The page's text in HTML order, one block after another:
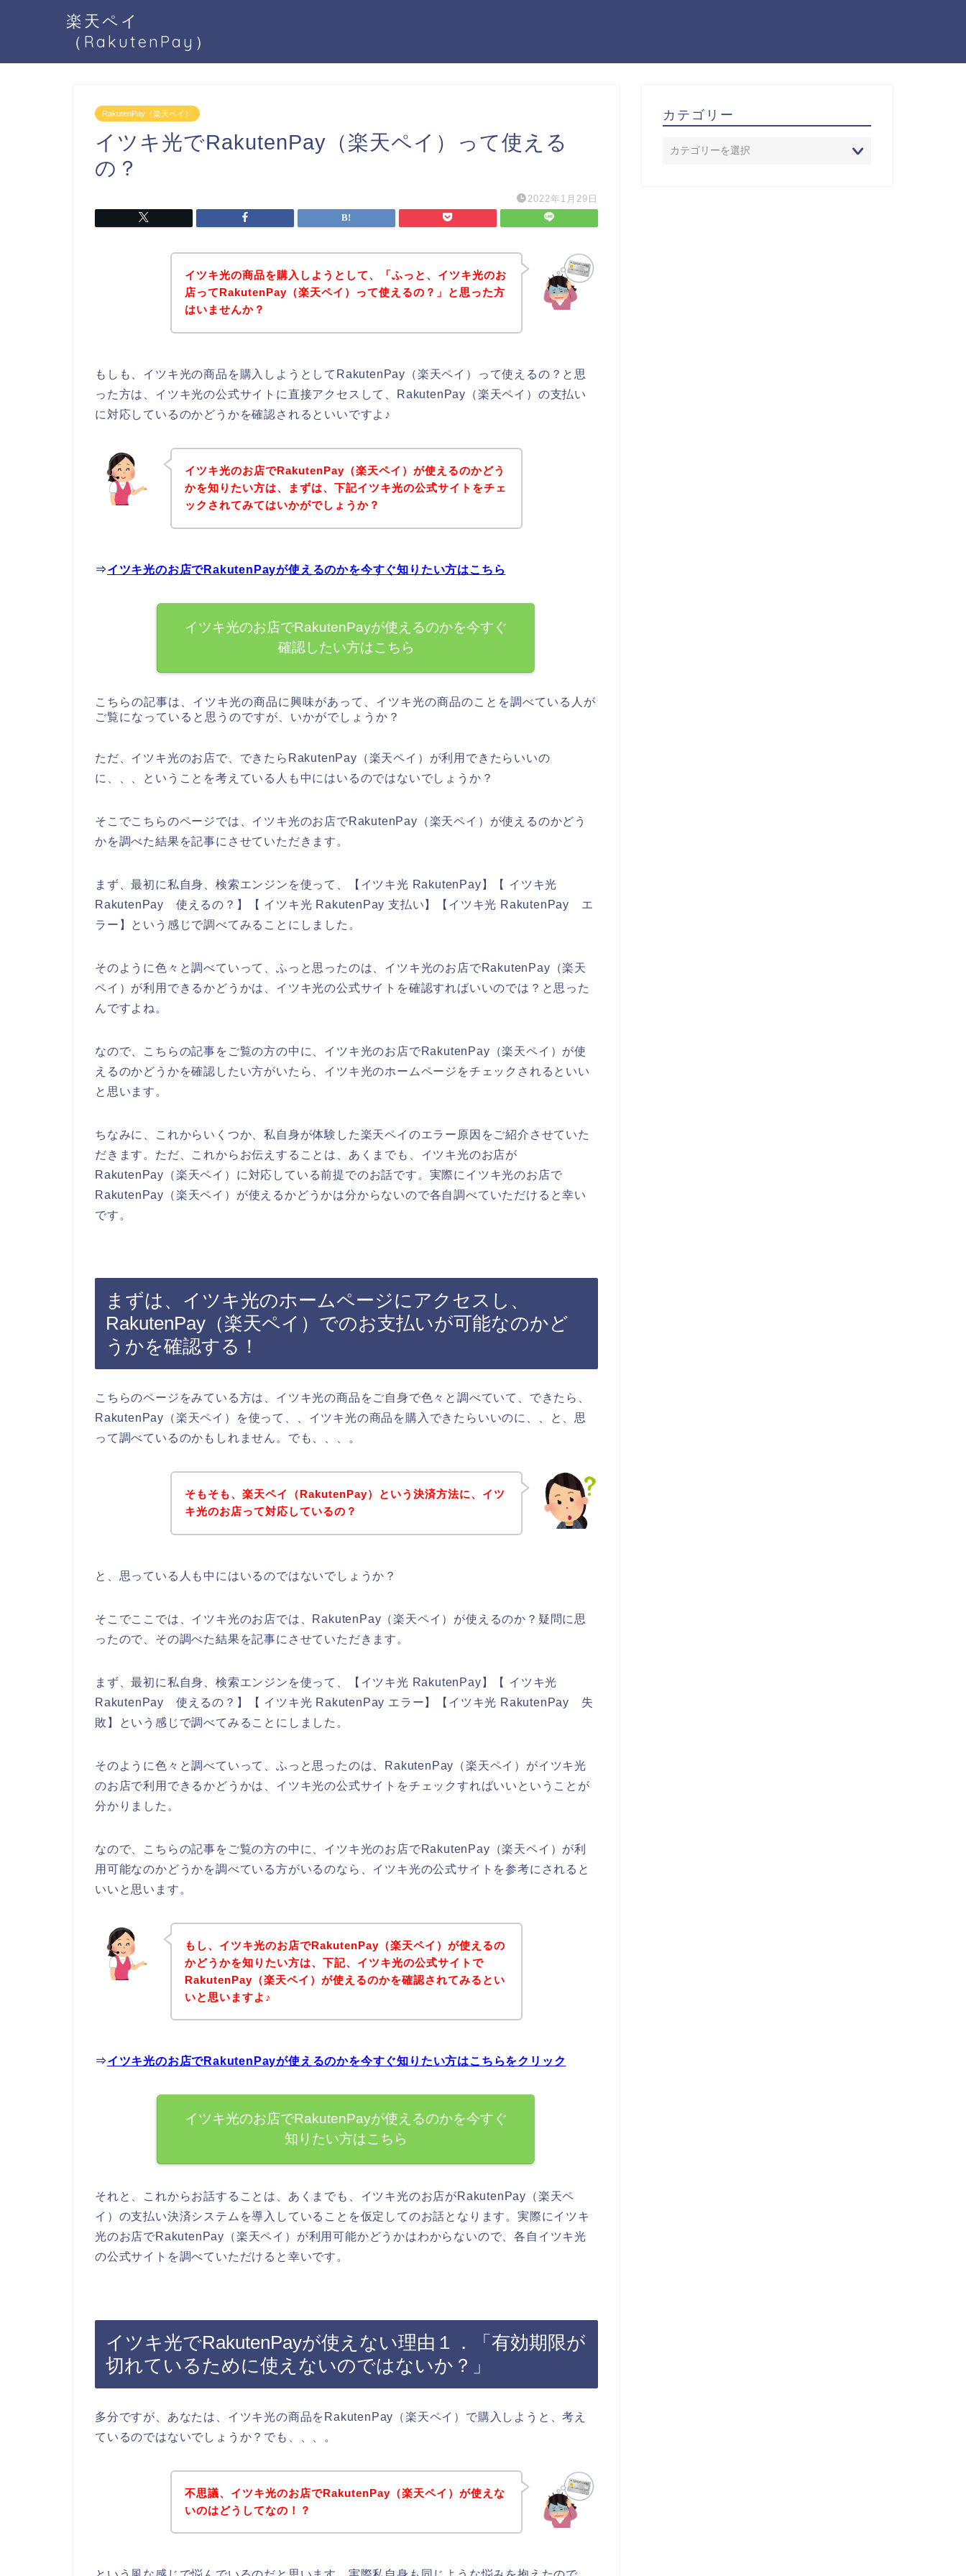
楽天ペイ
（RakutenPay）
RakutenPay（楽天ペイ）
イツキ光でRakutenPay（楽天ペイ）って使える
の？
2022年1月29日
イツキ光の商品を購入しようとして、「ふっと、イツキ光のお
店ってRakutenPay（楽天ペイ）って使えるの？」と思った方
はいませんか？
もしも、イツキ光の商品を購入しようとしてRakutenPay（楽天ペイ）って使えるの？と思
った方は、イツキ光の公式サイトに直接アクセスして、RakutenPay（楽天ペイ）の支払い
に対応しているのかどうかを確認されるといいですよ♪
イツキ光のお店でRakutenPay（楽天ペイ）が使えるのかどう
かを知りたい方は、まずは、下記イツキ光の公式サイトをチェ
ックされてみてはいかがでしょうか？
⇒イツキ光のお店でRakutenPayが使えるのかを今すぐ知りたい方はこちら
イツキ光のお店でRakutenPayが使えるのかを今すぐ
確認したい方はこちら
こちらの記事は、イツキ光の商品に興味があって、イツキ光の商品のことを調べている人が
ご覧になっていると思うのですが、いかがでしょうか？
ただ、イツキ光のお店で、できたらRakutenPay（楽天ペイ）が利用できたらいいの
に、、、ということを考えている人も中にはいるのではないでしょうか？
そこでこちらのページでは、イツキ光のお店でRakutenPay（楽天ペイ）が使えるのかどう
かを調べた結果を記事にさせていただきます。
まず、最初に私自身、検索エンジンを使って、【イツキ光 RakutenPay】【 イツキ光
RakutenPay 使えるの？】【 イツキ光 RakutenPay 支払い】【イツキ光 RakutenPay エ
ラー】という感じで調べてみることにしました。
そのように色々と調べていって、ふっと思ったのは、イツキ光のお店でRakutenPay（楽天
ペイ）が利用できるかどうかは、イツキ光の公式サイトを確認すればいいのでは？と思った
んですよね。
なので、こちらの記事をご覧の方の中に、イツキ光のお店でRakutenPay（楽天ペイ）が使
えるのかどうかを確認したい方がいたら、イツキ光のホームページをチェックされるといい
と思います。
ちなみに、これからいくつか、私自身が体験した楽天ペイのエラー原因をご紹介させていた
だきます。ただ、これからお伝えすることは、あくまでも、イツキ光のお店が
RakutenPay（楽天ペイ）に対応している前提でのお話です。実際にイツキ光のお店で
RakutenPay（楽天ペイ）が使えるかどうかは分からないので各自調べていただけると幸い
です。
まずは、イツキ光のホームページにアクセスし、
RakutenPay（楽天ペイ）でのお支払いが可能なのかど
うかを確認する！
こちらのページをみている方は、イツキ光の商品をご自身で色々と調べていて、できたら、
RakutenPay（楽天ペイ）を使って、、イツキ光の商品を購入できたらいいのに、、と、思
って調べているのかもしれません。でも、、、。
そもそも、楽天ペイ（RakutenPay）という決済方法に、イツ
キ光のお店って対応しているの？
と、思っている人も中にはいるのではないでしょうか？
そこでここでは、イツキ光のお店では、RakutenPay（楽天ペイ）が使えるのか？疑問に思
ったので、その調べた結果を記事にさせていただきます。
まず、最初に私自身、検索エンジンを使って、【イツキ光 RakutenPay】【 イツキ光
RakutenPay 使えるの？】【 イツキ光 RakutenPay エラー】【イツキ光 RakutenPay 失
敗】という感じで調べてみることにしました。
そのように色々と調べていって、ふっと思ったのは、RakutenPay（楽天ペイ）がイツキ光
のお店で利用できるかどうかは、イツキ光の公式サイトをチェックすればいいということが
分かりました。
なので、こちらの記事をご覧の方の中に、イツキ光のお店でRakutenPay（楽天ペイ）が利
用可能なのかどうかを調べている方がいるのなら、イツキ光の公式サイトを参考にされると
いいと思います。
もし、イツキ光のお店でRakutenPay（楽天ペイ）が使えるの
かどうかを知りたい方は、下記、イツキ光の公式サイトで
RakutenPay（楽天ペイ）が使えるのかを確認されてみるとい
いと思いますよ♪
⇒イツキ光のお店でRakutenPayが使えるのかを今すぐ知りたい方はこちらをクリック
イツキ光のお店でRakutenPayが使えるのかを今すぐ
知りたい方はこちら
それと、これからお話することは、あくまでも、イツキ光のお店がRakutenPay（楽天ペ
イ）の支払い決済システムを導入していることを仮定してのお話となります。実際にイツキ
光のお店でRakutenPay（楽天ペイ）が利用可能かどうかはわからないので、各自イツキ光
の公式サイトを調べていただけると幸いです。
イツキ光でRakutenPayが使えない理由１．「有効期限が
切れているために使えないのではないか？」
多分ですが、あなたは、イツキ光の商品をRakutenPay（楽天ペイ）で購入しようと、考え
ているのではないでしょうか？でも、、、。
不思議、イツキ光のお店でRakutenPay（楽天ペイ）が使えな
いのはどうしてなの！？
カテゴリー